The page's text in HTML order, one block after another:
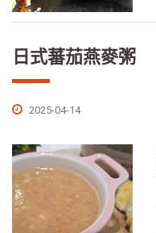
日式蕃茄燕麥粥
2025-04-14